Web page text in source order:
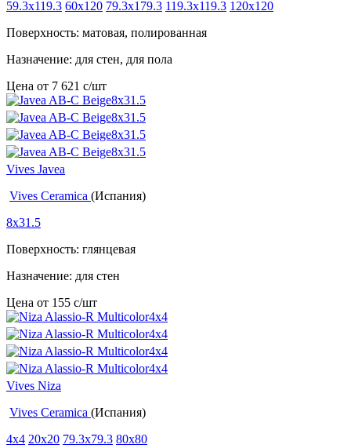
59.3x119.3 60x120 79.3x179.3 119.3x119.3 120x120
Поверхность: матовая, полированная
Назначение: для стен, для пола
Цена от 7 621 c/шт
Vives Javea
Vives Ceramica (Испания)
8x31.5
Поверхность: глянцевая
Назначение: для стен
Цена от 155 c/шт
Vives Niza
Vives Ceramica (Испания)
4x4 20x20 79.3x79.3 80x80